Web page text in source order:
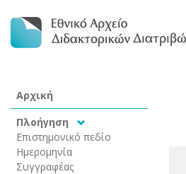
Αρχική
Πλοήγηση
Επιστημονικό πεδίο
Ημερομηνία
Συγγραφέας